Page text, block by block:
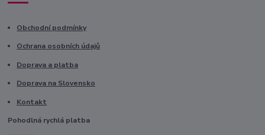
Obchodní podmínky
Ochrana osobních údajů
Doprava a platba
Doprava na Slovensko
Kontakt
Pohodlná rychlá platba